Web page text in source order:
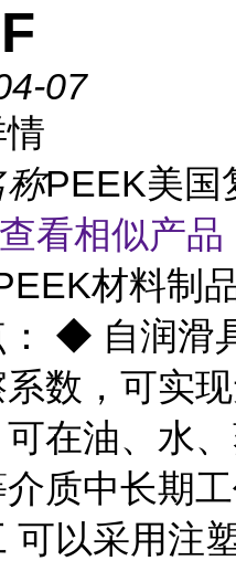
07
称PEEK美国
查看相似产
材料制
： ◆ 自润滑
数，可实
在油、水
介质中长期
可以采用注